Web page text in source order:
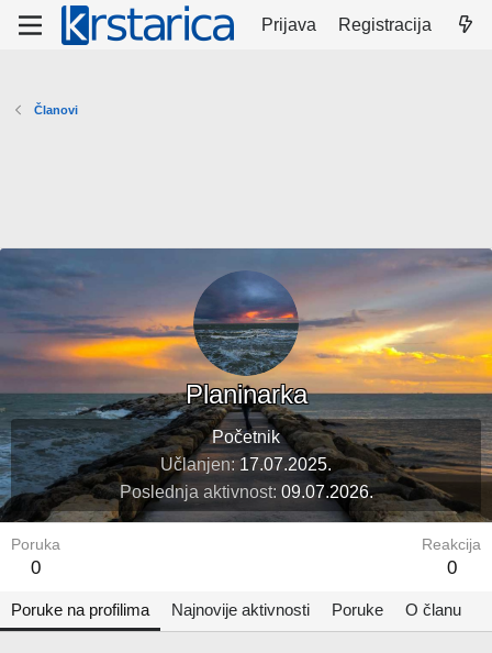
Prijava Registracija
Članovi
Planinarka
Početnik
Učlanjen 17.07.2025.
Poslednja aktivnost 09.07.2026.
Poruka
0
Reakcija
0
Poruke na profilima Najnovije aktivnosti Poruke O članu